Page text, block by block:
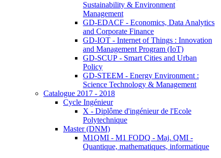
Sustainability & Environment
Management
GD-EDACF - Economics, Data Analytics
and Corporate Finance
GD-IOT - Internet of Things : Innovation
and Management Program (IoT)
GD-SCUP - Smart Cities and Urban
Policy
GD-STEEM - Energy Environment :
Science Technology & Management
Catalogue 2017 - 2018
Cycle Ingénieur
X - Diplôme d'ingénieur de l'Ecole
Polytechnique
Master (DNM)
M1QMI - M1 FODQ - Maj. QMI -
Quantique, mathematiques, informatique